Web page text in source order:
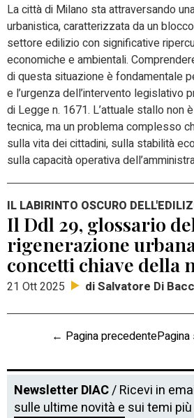
La città di Milano sta attraversando
urbanistica, caratterizzata da un
settore edilizio con significative
economiche e ambientali.
di questa situazione è fondamentale
e l’urgenza dell’intervento legislativo
di Legge n. 1671. L’attuale stallo non
tecnica, ma un problema complesso
sulla vita dei cittadini, sulla stabilità
sulla capacità operativa
IL LABIRINTO OSCURO
Il Ddl 29, glossario
rigenerazione
concetti chiave della
21 Ott 2025 di Salvatore Di
← Pagina precedente
Newsletter DIAC/ Ricevi in
sulle ultime novità e sui temi